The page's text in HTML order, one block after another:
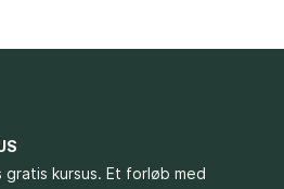
gratis kursus. Et forløb med